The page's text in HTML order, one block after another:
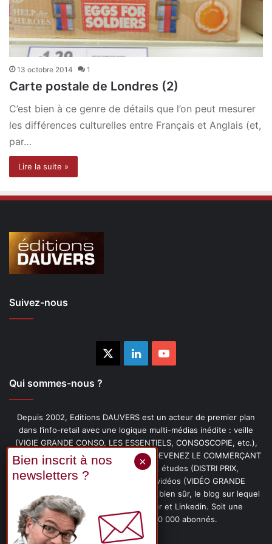
13 octobre 2014 1
Carte postale de Londres (2)
C’est bien à ce genre de détails que l’on peut mesurer
les différences culturelles entre Français et Anglais (et,
par…
Lire la suite »
Suivez-nous
LinkedinYouTube
Qui sommes-nous ?
Depuis 2002, Editions DAUVERS est un acteur de premier plan
dans l’info-retail avec une logique multi-médias inédite : veille
(VIGIE GRANDE CONSO, LES ESSENTIELS, CONSOSCOPIE, etc.),
livres (PENSER-CLIENT, IMAGE-PRIX, DEVENEZ LE COMMERÇANT
PRÉFÉRÉ DE VOS CLIENTS, etc.), études (DISTRI PRIX,
PROMOFLASH, DRIVE INSIGHTS), vidéos (VIDÉO GRANDE
CONSO), podcasts (CAFÉ CONSO) et, bien sûr, le blog sur lequel
vous êtes, ainsi que les fils Twitter et Linkedin. Soit une
communauté de plus de 150 000 abonnés.